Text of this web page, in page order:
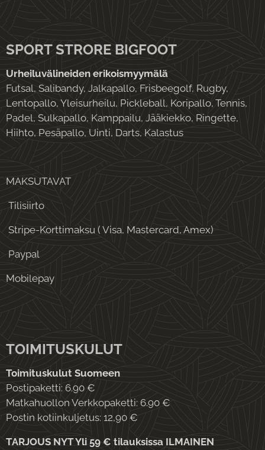
SPORT STRORE BIGFOOT
Urheiluvälineiden erikoismyymälä
Futsal, Salibandy, Jalkapallo, Frisbeegolf, Rugby,
Lentopallo, Yleisurheilu, Pickleball, Koripallo, Tennis,
Padel, Sulkapallo, Kamppailu, Jääkiekko, Ringette,
Hiihto, Pesäpallo, Uinti, Darts, Kalastus
MAKSUTAVAT
Tilisiirto
Stripe-Korttimaksu ( Visa, Mastercard, Amex)
Paypal
Mobilepay
TOIMITUSKULUT
Toimituskulut Suomeen
Postipaketti: 6.90 €
Matkahuollon Verkkopaketti: 6.90 €
Postin kotiinkuljetus: 12,90 €
TARJOUS NYT Yli 59 € tilauksissa ILMAINEN